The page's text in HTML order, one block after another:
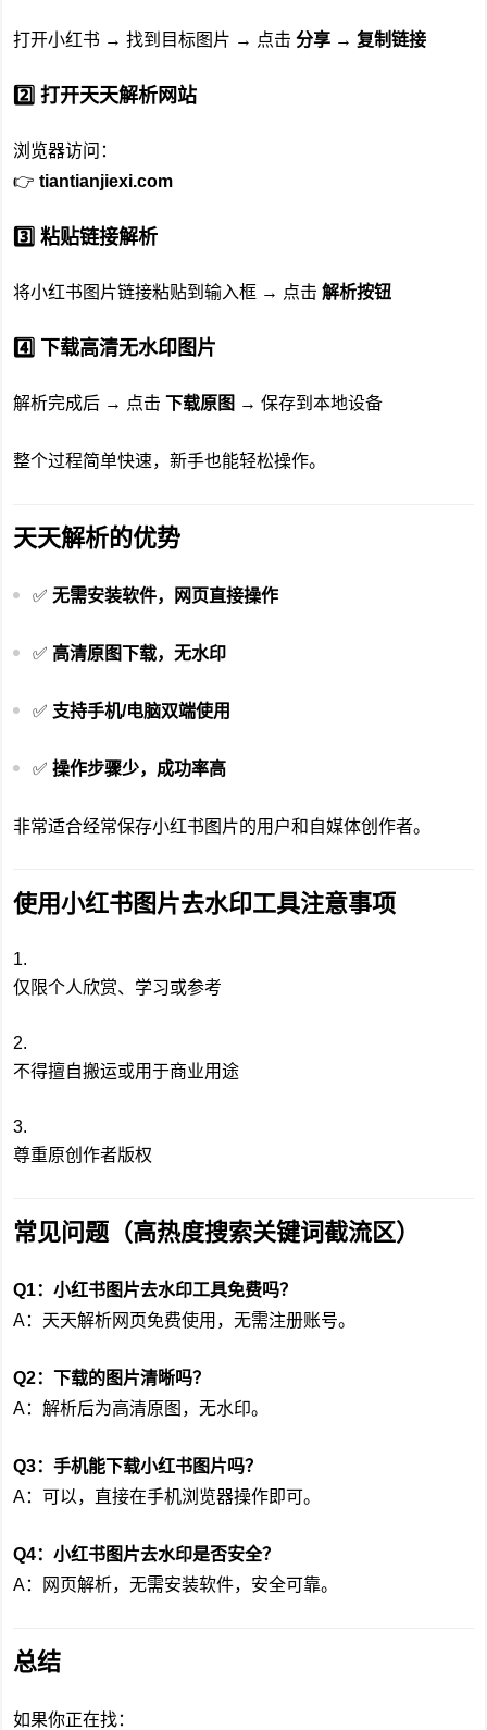
打开小红书 → 找到目标图片 → 点击分享 → 复制链接
2️⃣ 打开天天解析网站
浏览器访问：
👉tiantianjiexi.com
3️⃣ 粘贴链接解析
将小红书图片链接粘贴到输入框 → 点击解析按钮
4️⃣ 下载高清无水印图片
解析完成后 → 点击下载原图 → 保存到本地设备
整个过程简单快速，新手也能轻松操作。
天天解析的优势
✅无需安装软件，网页直接操作
✅ 高清原图下载，无水印
✅ 支持手机/电脑双端使用
✅操作步骤少，成功率高
非常适合经常保存小红书图片的用户和自媒体创作者。
使用小红书图片去水印工具注意事项
仅限个人欣赏、学习或参考
不得擅自搬运或用于商业用途
尊重原创作者版权
常见问题（高热度搜索关键词截流区）
Q1：小红书图片去水印工具免费吗？
A：天天解析网页免费使用，无需注册账号。
Q2：下载的图片清晰吗？
A：解析后为高清原图，无水印。
Q3：手机能下载小红书图片吗？
A：可以，直接在手机浏览器操作即可。
Q4：小红书图片去水印是否安全？
A：网页解析，无需安装软件，安全可靠。
总结
如果你正在找：